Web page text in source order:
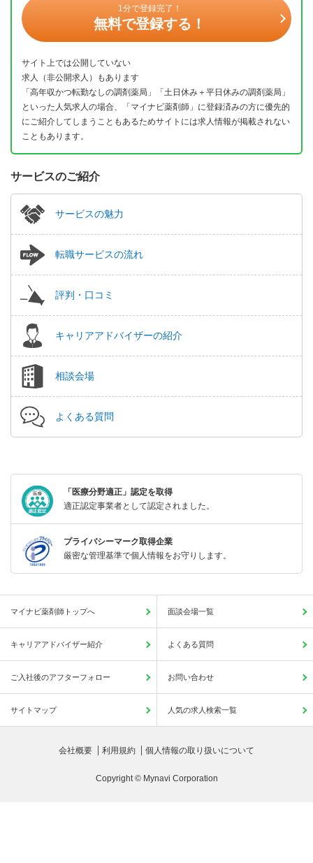
1分で登録完了！
無料で登録する！
サイト上では公開していない
求人（非公開求人）もあります
「高年収かつ転勤なしの調剤薬局」「土日休み＋平日休みの調剤薬局」
といった人気求人の場合、「マイナビ薬剤師」に登録済みの方に優先的
にご紹介してしまうこともあるためサイトには求人情報が掲載されない
こともあります。
サービスのご紹介
サービスの魅力
転職サービスの流れ
評判・口コミ
キャリアアドバイザーの紹介
相談会場
よくある質問
「医療分野適正」認定を取得
適正認定事業者として認定されました。
プライバシーマーク取得企業
厳密な管理基準で個人情報をお守りします。
マイナビ薬剤師トップへ 面談会場一覧
キャリアアドバイザー紹介 よくある質問
ご入社後のアフターフォロー お問い合わせ
サイトマップ 人気の求人検索一覧
会社概要 利用規約 個人情報の取り扱いについて
Copyright © Mynavi Corporation